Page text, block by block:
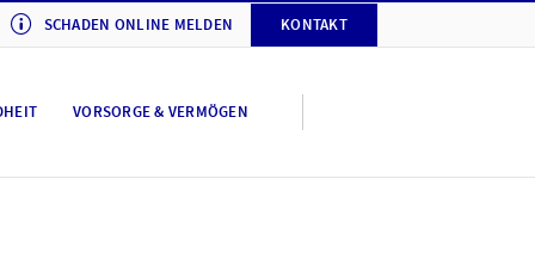
SCHADEN ONLINE MELDEN KONTAKT
VORSORGE & VERMÖGEN